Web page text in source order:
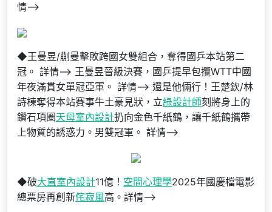
情–>
◆王曼昱/蒯曼擊敗跨國女雙組合，奪得國乒本站第二
冠。 詳情–> 王曼昱晉級決賽，國乒提早包攬WTT中國
年夜滿貫女單冠亞軍。 詳情–> 還是他倆行！王楚欽/林
詩棟奪得本站賽事牛土豪見狀，立綠設計師刻將身上的
鑽石項圈天母室內設計扔向金色千紙鶴，讓千紙鶴攜帶
上物質的誘惑力。男雙冠軍。 詳情–>
◆破大直室內設計11億！ 空間心理學2025年國慶檔電影
總票房再創新侘寂風高。詳情–>